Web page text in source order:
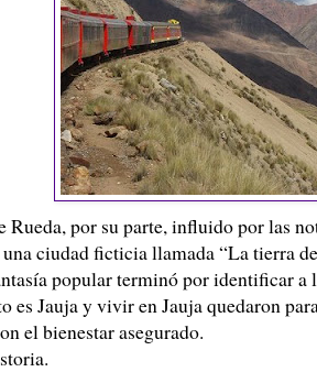
Rueda, por su parte, influido por las
ciudad ficticia llamada “La tierra
popular terminó por identificar a
es Jauja y vivir en Jauja quedaron
el bienestar asegurado.